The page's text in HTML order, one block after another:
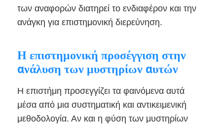
των αναφορών διατηρεί το ενδιαφέρον και την
ανάγκη για επιστημονική διερεύνηση.
Η επιστημονική προσέγγιση στην
ανάλυση των μυστηρίων αυτών
Η επιστήμη προσεγγίζει τα φαινόμενα αυτά
μέσα από μια συστηματική και αντικειμενική
μεθοδολογία. Αν και η φύση των μυστηρίων